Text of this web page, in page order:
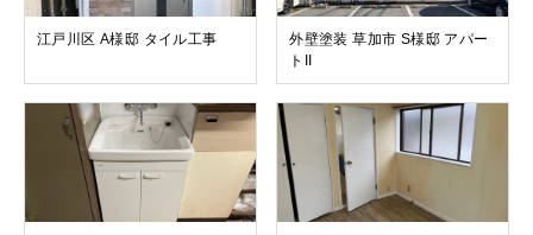
江戸川区 A様邸 タイル工事
外壁塗装 草加市 S様邸 アパー
トII